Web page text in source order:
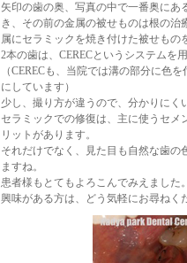
矢印の歯の奥、写真の中で一番奥に
き、その前の金属の被せものは根の
属にセラミックを焼き付けた被せもの
2本の歯は、CERECというシステムを
（CERECも、当院では溝の部分に色
にしています）
少し、撮り方が違うので、分かりにく
セラミックでの修復は、主に使うセメ
リットがあります。
それだけでなく、見た目も自然な歯の
ますね。
患者様もとてもよろこんでみえました。
興味がある方は、どう気軽にお尋ねく